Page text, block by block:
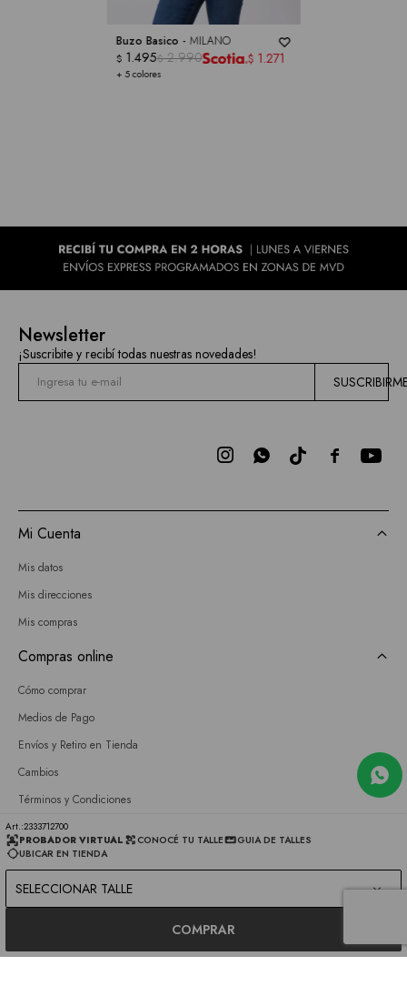
2333712700
PROBADOR VIRTUAL
CONOCÉ TU TALLE
GUIA DE TALLES
UBICAR EN TIENDA
SELECCIONAR TALLE
COMPRAR
Buzo Basico - MILANO
+ 5 colores
$ 1.495$ 2.990 $ 1.271
Newsletter
¡Suscribite y recibí todas nuestras novedades!

 
Mi Cuenta
Mis datos
Mis direcciones
Mis compras
Compras online
Cómo comprar
Medios de Pago
Envíos y Retiro en Tienda
Cambios
Términos y Condiciones
GIFT CARD
Empresa
Sobre nosotros
Únete a nuestro equipo